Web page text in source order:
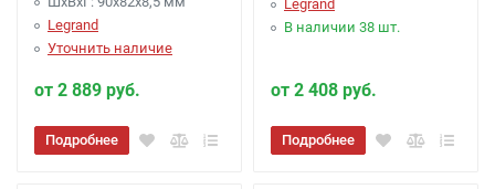
Legrand
Уточнить наличие
от 2 889 руб.
Подробнее
Legrand
В наличии 38 шт.
от 2 408 руб.
Подробнее